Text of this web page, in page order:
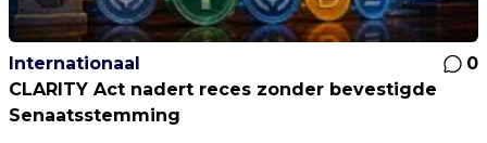
Internationaal
0
CLARITY Act nadert reces zonder bevestigde
Senaatsstemming